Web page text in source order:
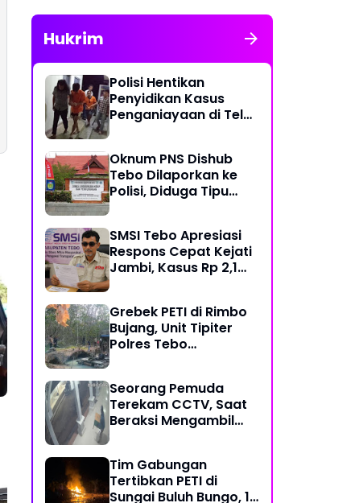
Hukrim
Polisi Hentikan
Penyidikan Kasus
Penganiayaan di Teluk
Restoratif
Oknum PNS Dishub
Tebo Dilaporkan ke
Polisi, Diduga Tipu
Kerja
SMSI Tebo Apresiasi
Respons Cepat Kejati
Jambi, Kasus Rp 2,1
Grebek PETI di Rimbo
Bujang, Unit Tipiter
Polres Tebo
Cara Dibakar
Seorang Pemuda
Terekam CCTV, Saat
Beraksi Mengambil
Tim Gabungan
Tertibkan PETI di
Sungai Buluh Bungo, 15